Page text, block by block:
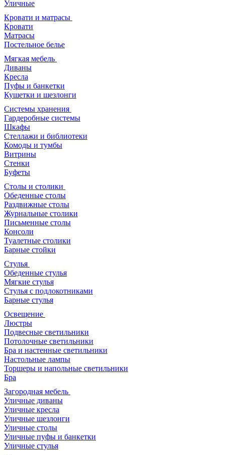
Уличные
Кровати и матрасы
Кровати
Матрасы
Постельное белье
Мягкая мебель
Диваны
Кресла
Пуфы и банкетки
Кушетки и шезлонги
Системы хранения
Гардеробные системы
Шкафы
Стеллажи и библиотеки
Комоды и тумбы
Витрины
Стенки
Буфеты
Столы и столики
Обеденные столы
Раздвижные столы
Журнальные столики
Письменные столы
Консоли
Туалетные столики
Барные стойки
Стулья
Обеденные стулья
Мягкие стулья
Стулья с подлокотниками
Барные стулья
Освещение
Люстры
Подвесные светильники
Потолочные светильники
Бра и настенные светильники
Настольные лампы
Торшеры и напольные светильники
Бра
Загородная мебель
Уличные диваны
Уличные кресла
Уличные шезлонги
Уличные столы
Уличные пуфы и банкетки
Уличные стулья